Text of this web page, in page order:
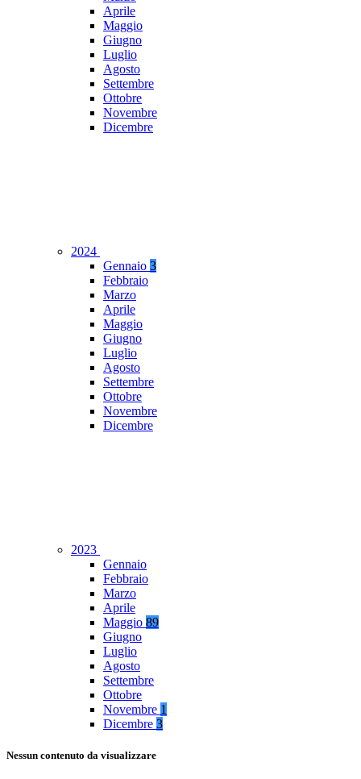
Aprile
Maggio
Giugno
Luglio
Agosto
Settembre
Ottobre
Novembre
Dicembre
2024
Gennaio 3
Febbraio
Marzo
Aprile
Maggio
Giugno
Luglio
Agosto
Settembre
Ottobre
Novembre
Dicembre
2023
Gennaio
Febbraio
Marzo
Aprile
Maggio 89
Giugno
Luglio
Agosto
Settembre
Ottobre
Novembre 1
Dicembre 3
Nessun contenuto da visualizzare